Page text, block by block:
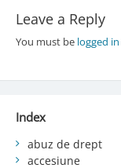
Leave a Reply
You must be logged in
Index
abuz de drept
accesiune